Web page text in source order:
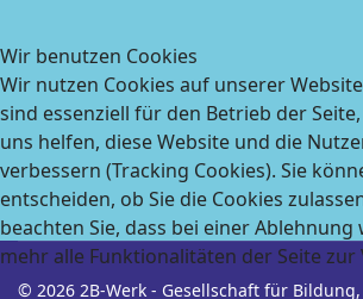
© 2026 2B-Werk - Gesellschaft für
Wir benutzen Cookies
Wir nutzen Cookies auf unserer
sind essenziell für den Betrieb der
uns helfen, diese Website und die
verbessern (Tracking Cookies). Sie
entscheiden, ob Sie die Cookies
beachten Sie, dass bei einer
mehr alle Funktionalitäten der Seite